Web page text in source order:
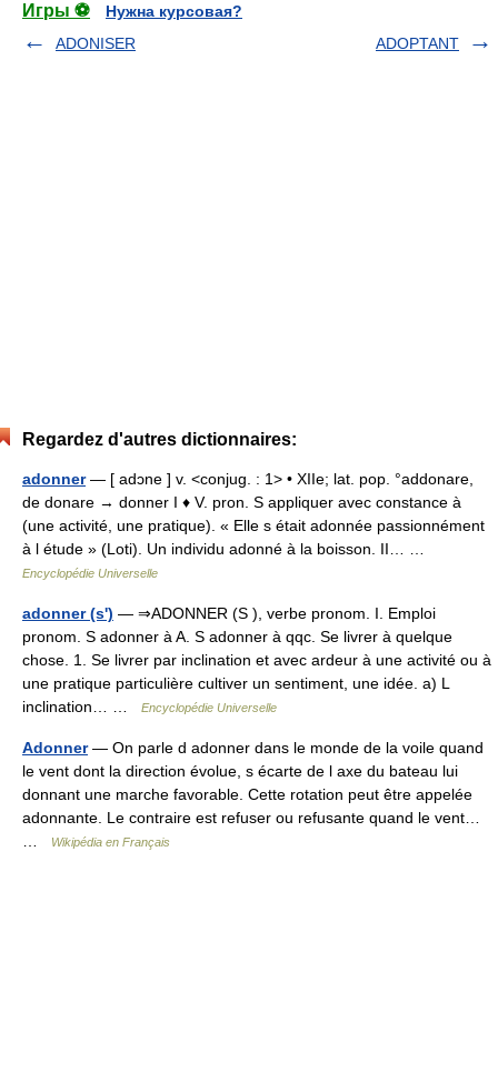
Игры ⚽
Нужна курсовая?
ADONISER
ADOPTANT
Regardez d'autres dictionnaires:
adonner— [ adɔne ] v. <conjug. : 1> • XIIe; lat. pop. °addonare,
de donare → donner I ♦ V. pron. S appliquer avec constance à
(une activité, une pratique). « Elle s était adonnée passionnément
à l étude » (Loti). Un individu adonné à la boisson. II… …
Encyclopédie Universelle
adonner (s') — ⇒ADONNER (S ), verbe pronom. I. Emploi
pronom. S adonner à A. S adonner à qqc. Se livrer à quelque
chose. 1. Se livrer par inclination et avec ardeur à une activité ou à
une pratique particulière cultiver un sentiment, une idée. a) L
inclination… …
Encyclopédie Universelle
Adonner— On parle d adonner dans le monde de la voile quand
le vent dont la direction évolue, s écarte de l axe du bateau lui
donnant une marche favorable. Cette rotation peut être appelée
adonnante. Le contraire est refuser ou refusante quand le vent…
Wikipédia en Français